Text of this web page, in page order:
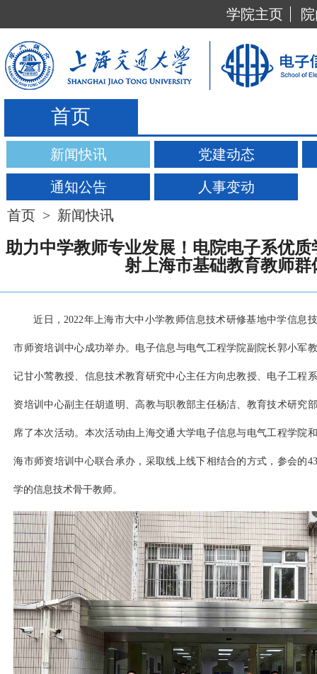
学院主页
首页
新闻快讯 党建动态
通知公告
人事变动
首页 > 新闻快讯
助力中学教师专业发展！电院电子系优
射上海市基础教育教师群
近日，2022年上海市大中小学教师信息技术研修基地中学信息
市师资培训中心成功举办。电子信息与电气工程学院副院长郭小军
记甘小莺教授、信息技术教育研究中心主任方向忠教授、电子工程
资培训中心副主任胡道明、高教与职教部主任杨洁、教育技术研究
席了本次活动。本次活动由上海交通大学电子信息与电气工程学院
海市师资培训中心联合承办，采取线上线下相结合的方式，参会的
学的信息技术骨干教师。